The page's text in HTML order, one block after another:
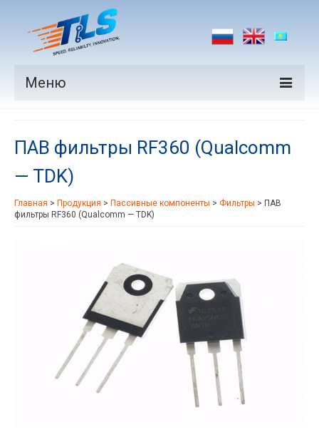
Меню
Производители
Рынки
Новости
ПАВ фильтры RF360 (Qualcomm
— TDK)
Главная > Продукция > Пассивные компоненты > Фильтры > ПАВ
фильтры RF360 (Qualcomm — TDK)